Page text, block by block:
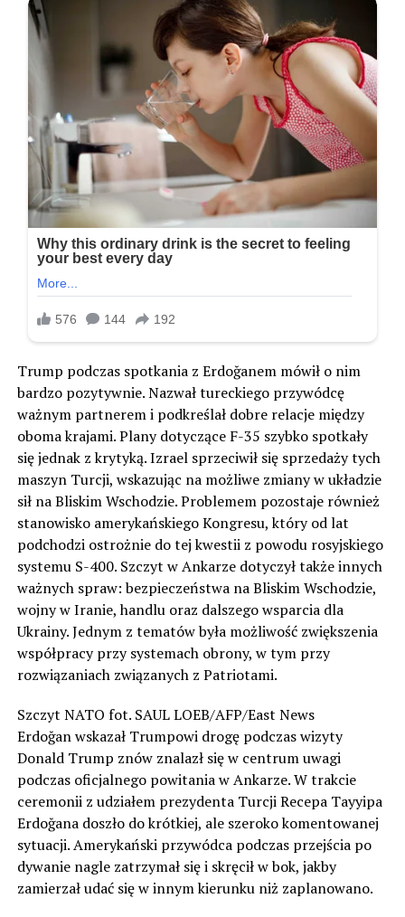
Trump podczas spotkania z Erdoğanem mówił o nim
bardzo pozytywnie. Nazwał tureckiego przywódcę
ważnym partnerem i podkreślał dobre relacje między
oboma krajami. Plany dotyczące F-35 szybko spotkały
się jednak z krytyką. Izrael sprzeciwił się sprzedaży tych
maszyn Turcji, wskazując na możliwe zmiany w układzie
sił na Bliskim Wschodzie. Problemem pozostaje również
stanowisko amerykańskiego Kongresu, który od lat
podchodzi ostrożnie do tej kwestii z powodu rosyjskiego
systemu S-400. Szczyt w Ankarze dotyczył także innych
ważnych spraw: bezpieczeństwa na Bliskim Wschodzie,
wojny w Iranie, handlu oraz dalszego wsparcia dla
Ukrainy. Jednym z tematów była możliwość zwiększenia
współpracy przy systemach obrony, w tym przy
rozwiązaniach związanych z Patriotami.
Szczyt NATO fot. SAUL LOEB/AFP/East News
Erdoğan wskazał Trumpowi drogę podczas wizyty
Donald Trump znów znalazł się w centrum uwagi
podczas oficjalnego powitania w Ankarze. W trakcie
ceremonii z udziałem prezydenta Turcji Recepa Tayyipa
Erdoğana doszło do krótkiej, ale szeroko komentowanej
sytuacji. Amerykański przywódca podczas przejścia po
dywanie nagle zatrzymał się i skręcił w bok, jakby
zamierzał udać się w innym kierunku niż zaplanowano.